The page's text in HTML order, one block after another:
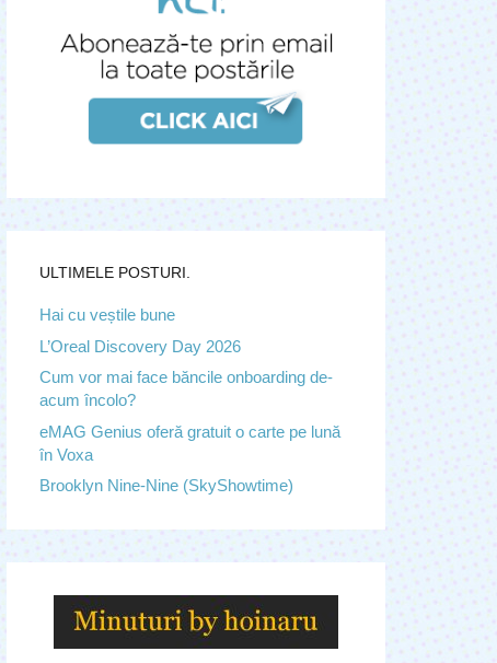
ULTIMELE POSTURI.
Hai cu veștile bune
L’Oreal Discovery Day 2026
Cum vor mai face băncile onboarding de-
acum încolo?
eMAG Genius oferă gratuit o carte pe lună
în Voxa
Brooklyn Nine-Nine (SkyShowtime)